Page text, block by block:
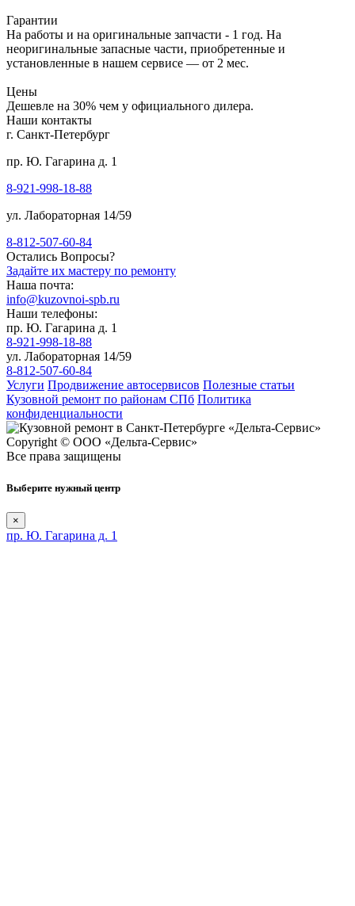
Гарантии
На работы и на оригинальные запчасти - 1 год. На
неоригинальные запасные части, приобретенные и
установленные в нашем сервисе — от 2 мес.
Цены
Дешевле на 30% чем у официального дилера.
Наши контакты
г. Санкт-Петербург
пр. Ю. Гагарина д. 1
8-921-998-18-88
ул. Лабораторная 14/59
8-812-507-60-84
Остались Вопросы?
Задайте их мастеру по ремонту
Наша почта:
info@kuzovnoi-spb.ru
Наши телефоны:
пр. Ю. Гагарина д. 1
8-921-998-18-88
ул. Лабораторная 14/59
8-812-507-60-84
Услуги Продвижение автосервисов Полезные статьи
Кузовной ремонт по районам СПб Политика
конфиденциальности
Copyright © ООО «Дельта-Сервис»
Все права защищены
Выберите нужный центр
×
пр. Ю. Гагарина д. 1